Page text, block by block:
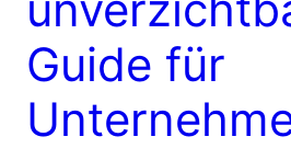
Guide für